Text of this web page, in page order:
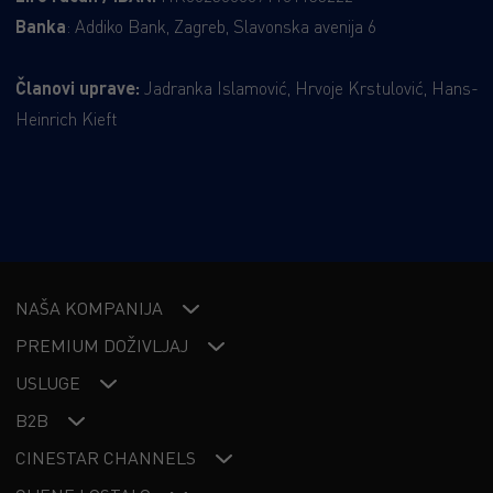
Banka: Addiko Bank, Zagreb, Slavonska avenija 6
Članovi uprave: Jadranka Islamović, Hrvoje Krstulović, Hans-
Heinrich Kieft
NAŠA KOMPANIJA
PREMIUM DOŽIVLJAJ
USLUGE
B2B
CINESTAR CHANNELS